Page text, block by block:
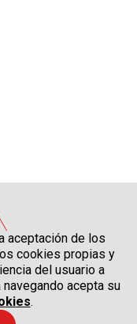
aceptación de los
cookies propias y
del usuario a
acepta su
.